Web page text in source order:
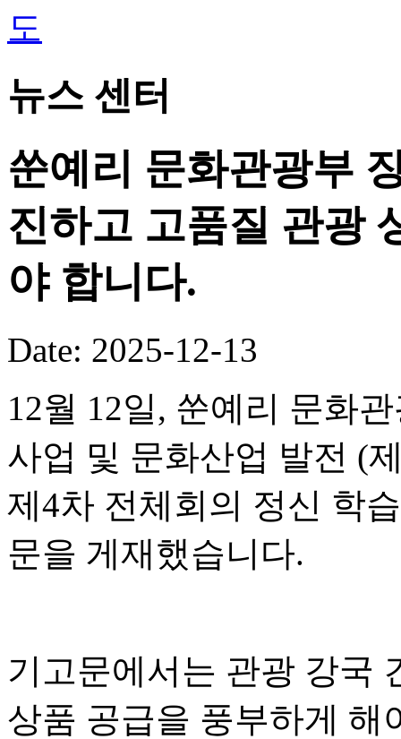
뉴스 센터
쑨예리 문화관광부
진하고 고품질 관광
야 합니다.
Date: 2025-12-13
12월 12일, 쑨예리 문화
사업 및 문화산업 발전 (
제4차 전체회의 정신 학
문을 게재했습니다.
기고문에서는 관광 강국
상품 공급을 풍부하게 해